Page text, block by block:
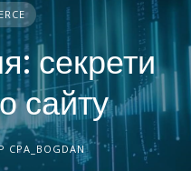
секрети
сайту
CPA_BOGDAN